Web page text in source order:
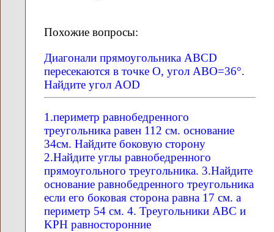
Похожие вопросы:
Диагонали прямоугольника ABCD
пересекаются в точке О, угол ABO=36°.
Найдите угол AOD
1.периметр равнобедренного
треугольника равен 112 см. основание
34см. Найдите боковую сторону
2.Найдите углы равнобедренного
прямоугольного треугольника. 3.Найдите
основание равнобедренного треугольника
если его боковая сторона равна 17 см. а
периметр 54 см. 4. Треугольники ABC и
KPH равносторонние